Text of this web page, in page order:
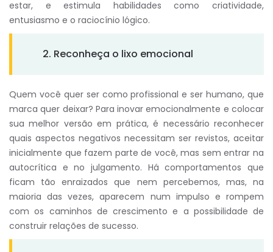
estar, e estimula habilidades como criatividade,
entusiasmo e o raciocínio lógico.
2. Reconheça o lixo emocional
Quem você quer ser como profissional e ser humano, que
marca quer deixar? Para inovar emocionalmente e colocar
sua melhor versão em prática, é necessário reconhecer
quais aspectos negativos necessitam ser revistos, aceitar
inicialmente que fazem parte de você, mas sem entrar na
autocrítica e no julgamento. Há comportamentos que
ficam tão enraizados que nem percebemos, mas, na
maioria das vezes, aparecem num impulso e rompem
com os caminhos de crescimento e a possibilidade de
construir relações de sucesso.